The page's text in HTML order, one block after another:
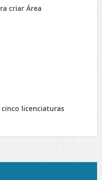
criar Área
licenciaturas